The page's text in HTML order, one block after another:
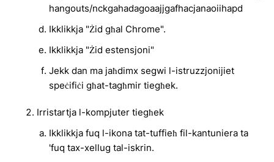
hangouts/nckgahadagoaajjgafhacjanaoiihapd
Ikklikkja "Żid għal Chrome".
Ikklikkja "Żid estensjoni"
Jekk dan ma jaħdimx segwi l-istruzzjonijiet
speċifiċi għat-tagħmir tiegħek.
Irristartja l-kompjuter tiegħek
Ikklikkja fuq l-ikona tat-tuffieħ fil-kantuniera ta
'fuq tax-xellug tal-iskrin.